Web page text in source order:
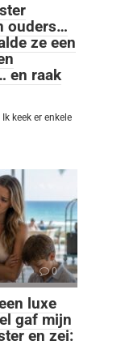
ouders…
ze een
en raak
keek er enkele
0
luxe
gaf mijn
en zei: